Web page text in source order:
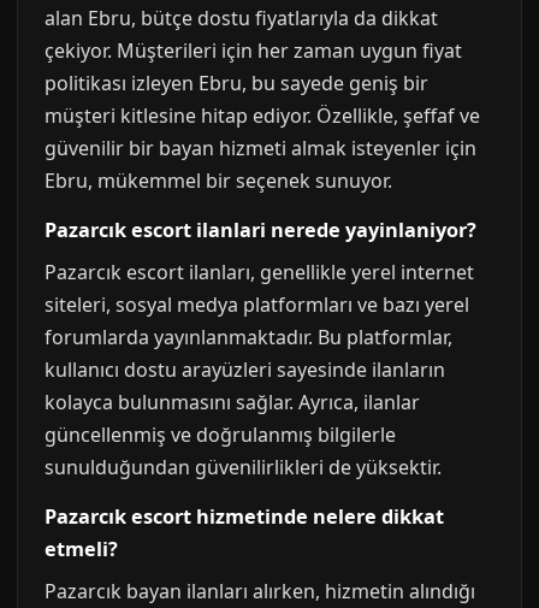
alan Ebru, bütçe dostu fiyatlarıyla da dikkat
çekiyor. Müşterileri için her zaman uygun fiyat
politikası izleyen Ebru, bu sayede geniş bir
müşteri kitlesine hitap ediyor. Özellikle, şeffaf ve
güvenilir bir bayan hizmeti almak isteyenler için
Ebru, mükemmel bir seçenek sunuyor.
Pazarcık escort ilanlari nerede yayinlaniyor?
Pazarcık escort ilanları, genellikle yerel internet
siteleri, sosyal medya platformları ve bazı yerel
forumlarda yayınlanmaktadır. Bu platformlar,
kullanıcı dostu arayüzleri sayesinde ilanların
kolayca bulunmasını sağlar. Ayrıca, ilanlar
güncellenmiş ve doğrulanmış bilgilerle
sunulduğundan güvenilirlikleri de yüksektir.
Pazarcık escort hizmetinde nelere dikkat
etmeli?
Pazarcık bayan ilanları alırken, hizmetin alındığı